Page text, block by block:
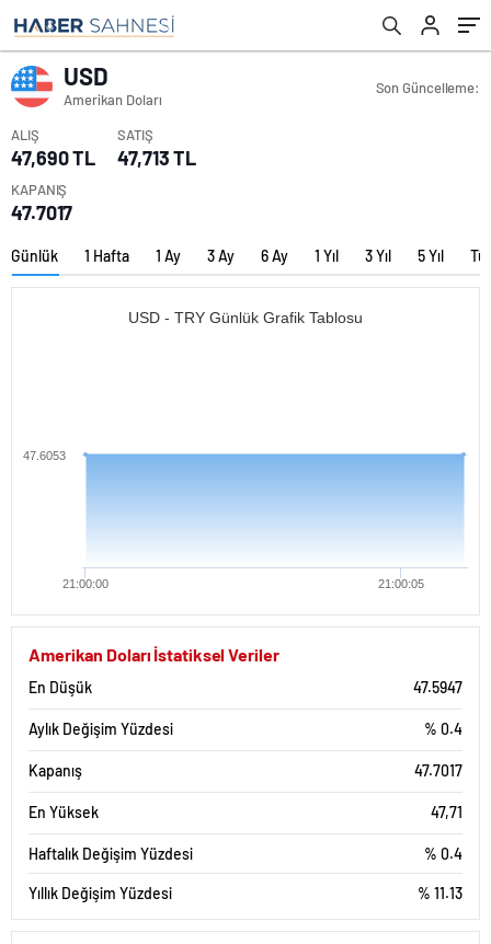
USD
Amerikan Doları
Son Güncelleme:
ALIŞ
47,690 TL
SATIŞ
47,713 TL
KAPANIŞ
47.7017
Günlük 1 Hafta 1 Ay 3 Ay 6 Ay 1 Yıl 3 Yıl 5 Yıl
USD - TRY Günlük Grafik Tablosu
21:00:00 21:00:05
47.6053
Amerikan Doları İstatiksel Veriler
En Düşük 47.5947
Aylık Değişim Yüzdesi % 0.4
Kapanış 47.7017
En Yüksek 47,71
Haftalık Değişim Yüzdesi % 0.4
Yıllık Değişim Yüzdesi % 11.13